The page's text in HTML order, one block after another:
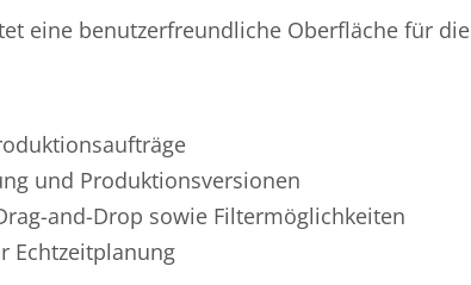
eine benutzerfreundliche Oberfläche für die
und Produktionsversionen
and-Drop sowie Filtermöglichkeiten
Echtzeitplanung